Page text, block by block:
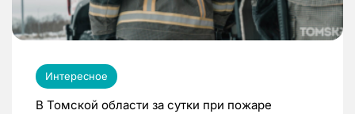
Интересное
В Томской области за сутки при пожаре